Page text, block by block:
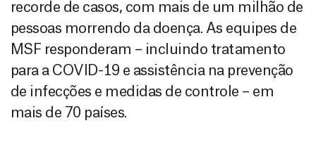
recorde de casos, com mais de um milhão de
pessoas morrendo da doença. As equipes de
MSF responderam – incluindo tratamento
para a COVID-19 e assistência na prevenção
de infecções e medidas de controle – em
mais de 70 países.